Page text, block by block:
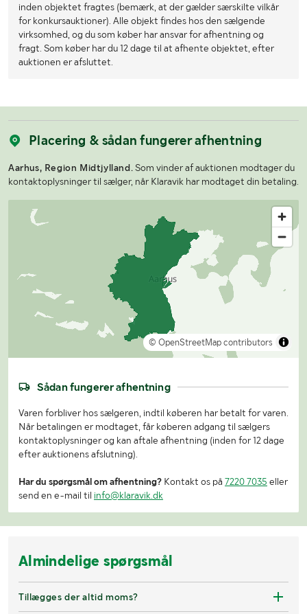
inden objektet fragtes (bemærk, at der gælder særskilte vilkår
for konkursauktioner). Alle objekt findes hos den sælgende
virksomhed, og du som køber har ansvar for afhentning og
fragt. Som køber har du 12 dage til at afhente objektet, efter
auktionen er afsluttet.
Placering & sådan fungerer afhentning
Aarhus, Region Midtjylland. Som vinder af auktionen modtager du
kontaktoplysninger til sælger, når Klaravik har modtaget din betaling.
© OpenStreetMap contributors
Sådan fungerer afhentning
Varen forbliver hos sælgeren, indtil køberen har betalt for varen.
Når betalingen er modtaget, får køberen adgang til sælgers
kontaktoplysninger og kan aftale afhentning (inden for 12 dage
efter auktionens afslutning).
Har du spørgsmål om afhentning? Kontakt os på 7220 7035 eller
send en e-mail til info@klaravik.dk
Almindelige spørgsmål
Tillægges der altid moms?